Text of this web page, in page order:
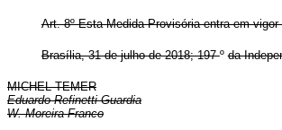
Art. 8º Esta Medida Provisória entra em
Brasília, 31 de julho de 2018; 197ºda
MICHEL TEMER
Eduardo Refinetti Guardia
W. Moreira Franco